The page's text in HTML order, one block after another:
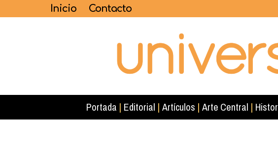
Inicio Contacto
Portada | Editorial | Artículos | Arte Central |